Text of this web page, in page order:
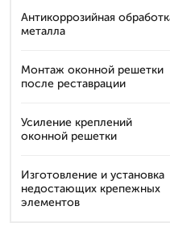
Антикоррозийная
металла
Монтаж оконной решетки
после реставрации
Усиление креплений
оконной решетки
Изготовление и установка
недостающих крепежных
элементов